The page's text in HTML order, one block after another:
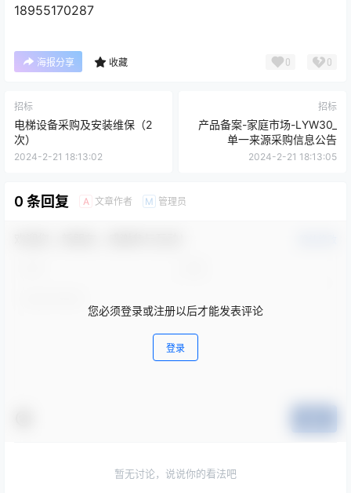
18955170287
海报分享 收藏 0 0
招标
电梯设备采购及安装维保（2
次）
2024-2-21 18:13:02
招标
产品备案-家庭市场-LYW30_
单一来源采购信息公告
2024-2-21 18:13:05
0 条回复 A 文章作者 M 管理员
您必须登录或注册以后才能发表评论
登录
暂无讨论，说说你的看法吧